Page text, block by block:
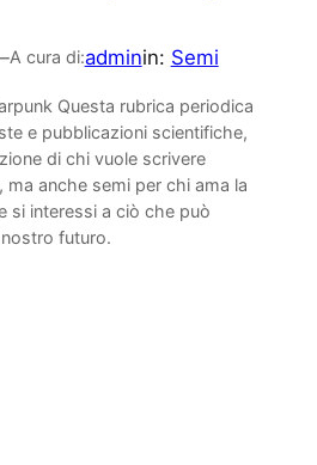
A cura di:adminin: Semi
Questa rubrica periodica
e pubblicazioni scientifiche,
di chi vuole scrivere
ma anche semi per chi ama la
si interessi a ciò che può
futuro.